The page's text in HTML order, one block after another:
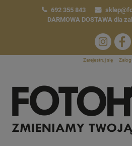
692 355 843
DARMOWA DOSTAWA dla
Zarejestruj się